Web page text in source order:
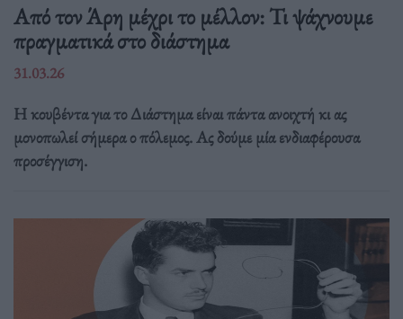
Από τον Άρη μέχρι το μέλλον: Τι ψάχνουμε
πραγματικά στο διάστημα
31.03.26
Η κουβέντα για το Διάστημα είναι πάντα ανοιχτή κι ας
μονοπωλεί σήμερα ο πόλεμος. Ας δούμε μία ενδιαφέρουσα
προσέγγιση.